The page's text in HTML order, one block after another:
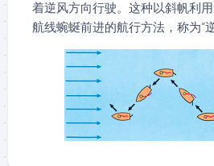
着逆风方向行驶。这种以斜帆利
航线蜿蜒前进的航行方法，称为“逆